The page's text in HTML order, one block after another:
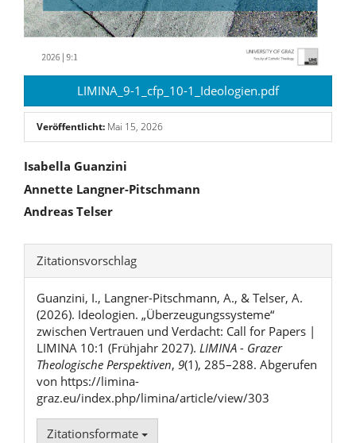
LIMINA_9-1_cfp_10-1_Ideologien.pdf
Veröffentlicht: Mai 15, 2026
Hauptsächlicher
Artikelinhalt
Isabella Guanzini
Annette Langner-Pitschmann
Andreas Telser
Artikel-
Details
Zitationsvorschlag
Guanzini, I., Langner-Pitschmann, A., & Telser, A.
(2026). Ideologien. „Überzeugungssysteme“
zwischen Vertrauen und Verdacht: Call for Papers |
LIMINA 10:1 (Frühjahr 2027). LIMINA - Grazer
Theologische Perspektiven, 9(1), 285–288. Abgerufen
von https://limina-
graz.eu/index.php/limina/article/view/303
Zitationsformate